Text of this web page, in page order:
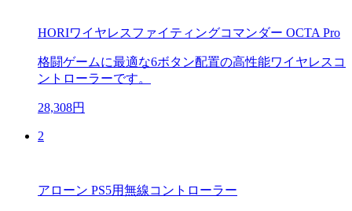
HORIワイヤレスファイティングコマンダー OCTA Pro
格闘ゲームに最適な6ボタン配置の高性能ワイヤレスコ
ントローラーです。
28,308円
2
アローン PS5用無線コントローラー